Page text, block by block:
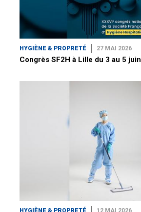
HYGIÈNE & PROPRETÉ 27 MAI 2026
Congrès SF2H à Lille du 3 au 5 juin
HYGIÈNE & PROPRETÉ 12 MAI 2026